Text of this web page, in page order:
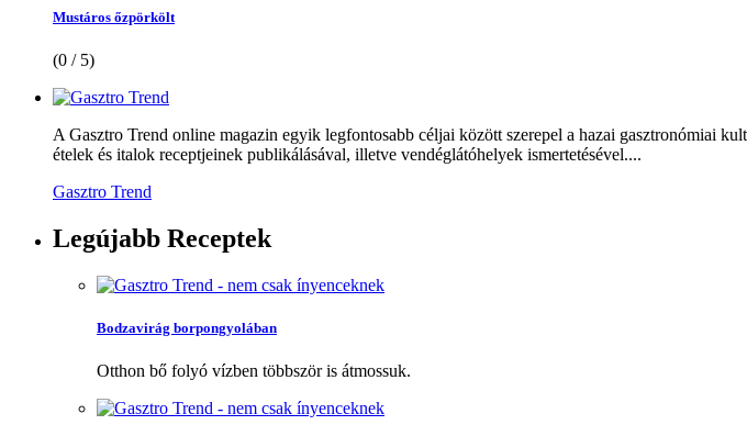
Mustáros őzpörkölt
(0 / 5)
A Gasztro Trend online magazin egyik legfontosabb céljai között szerepel a hazai gasztronómiai
ételek és italok receptjeinek publikálásával, illetve vendéglátóhelyek ismertetésével....
Gasztro Trend
Legújabb Receptek
Bodzavirág borpongyolában
Otthon bő folyó vízben többször is átmossuk.